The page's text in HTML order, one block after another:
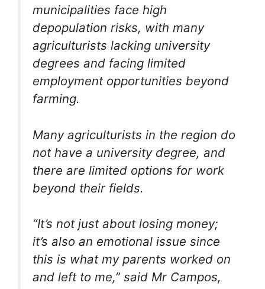
municipalities face high
depopulation risks, with many
agriculturists lacking university
degrees and facing limited
employment opportunities beyond
farming.
Many agriculturists in the region do
not have a university degree, and
there are limited options for work
beyond their fields.
“It’s not just about losing money;
it’s also an emotional issue since
this is what my parents worked on
and left to me,” said Mr Campos,